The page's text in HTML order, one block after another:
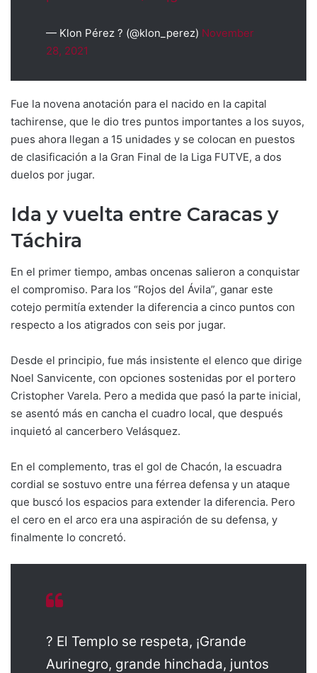
— Klon Pérez ? (@klon_perez) November
28, 2021
Fue la novena anotación para el nacido en la capital
tachirense, que le dio tres puntos importantes a los suyos,
pues ahora llegan a 15 unidades y se colocan en puestos
de clasificación a la Gran Final de la Liga FUTVE, a dos
duelos por jugar.
Ida y vuelta entre Caracas y
Táchira
En el primer tiempo, ambas oncenas salieron a conquistar
el compromiso. Para los “Rojos del Ávila”, ganar este
cotejo permitía extender la diferencia a cinco puntos con
respecto a los atigrados con seis por jugar.
Desde el principio, fue más insistente el elenco que dirige
Noel Sanvicente, con opciones sostenidas por el portero
Cristopher Varela. Pero a medida que pasó la parte inicial,
se asentó más en cancha el cuadro local, que después
inquietó al cancerbero Velásquez.
En el complemento, tras el gol de Chacón, la escuadra
cordial se sostuvo entre una férrea defensa y un ataque
que buscó los espacios para extender la diferencia. Pero
el cero en el arco era una aspiración de su defensa, y
finalmente lo concretó.
? El Templo se respeta, ¡Grande
Aurinegro, grande hinchada, juntos